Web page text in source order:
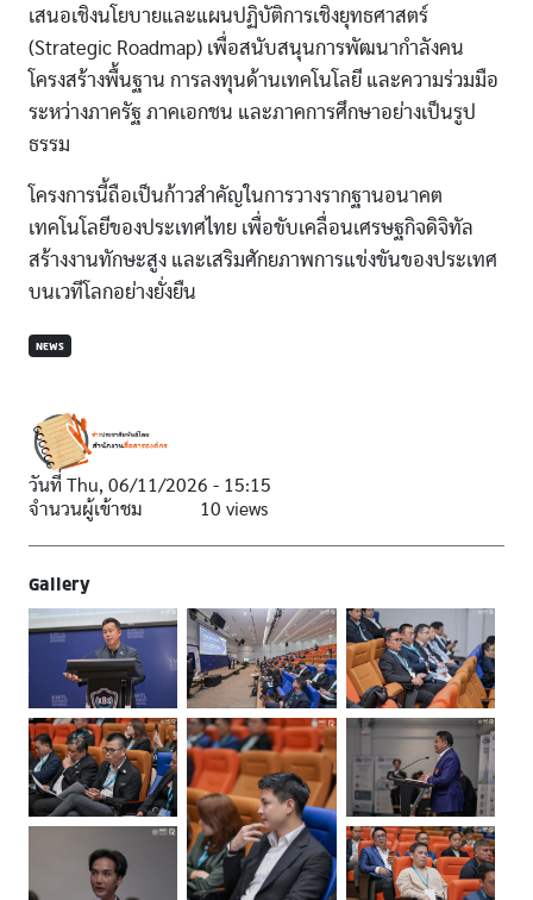
เสนอเชิงนโยบายและแผนปฏิบัติการเชิงยุทธศาสตร์
(Strategic Roadmap) เพื่อสนับสนุนการพัฒนากำลังคน
โครงสร้างพื้นฐาน การลงทุนด้านเทคโนโลยี และความร่วมมือ
ระหว่างภาครัฐ ภาคเอกชน และภาคการศึกษาอย่างเป็นรูป
ธรรม
โครงการนี้ถือเป็นก้าวสำคัญในการวางรากฐานอนาคต
เทคโนโลยีของประเทศไทย เพื่อขับเคลื่อนเศรษฐกิจดิจิทัล
สร้างงานทักษะสูง และเสริมศักยภาพการแข่งขันของประเทศ
บนเวทีโลกอย่างยั่งยืน
NEWS
วันที่ Thu, 06/11/2026 - 15:15
จำนวนผู้เข้าชม
10 views
Gallery